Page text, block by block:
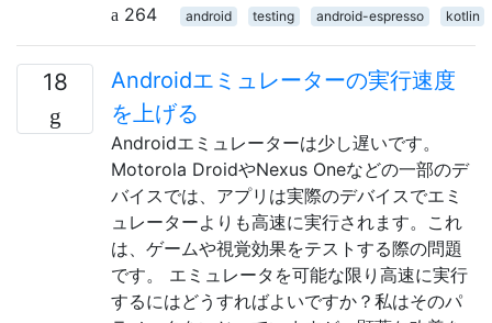
264
android testing android-espresso kotlin
18
Androidエミュレーターの実行速度
を上げる
Androidエミュレーターは少し遅いです。
Motorola DroidやNexus Oneなどの一部のデ
バイスでは、アプリは実際のデバイスでエミ
ュレーターよりも高速に実行されます。これ
は、ゲームや視覚効果をテストする際の問題
です。 エミュレータを可能な限り高速に実行
するにはどうすればよいですか？私はそのパ